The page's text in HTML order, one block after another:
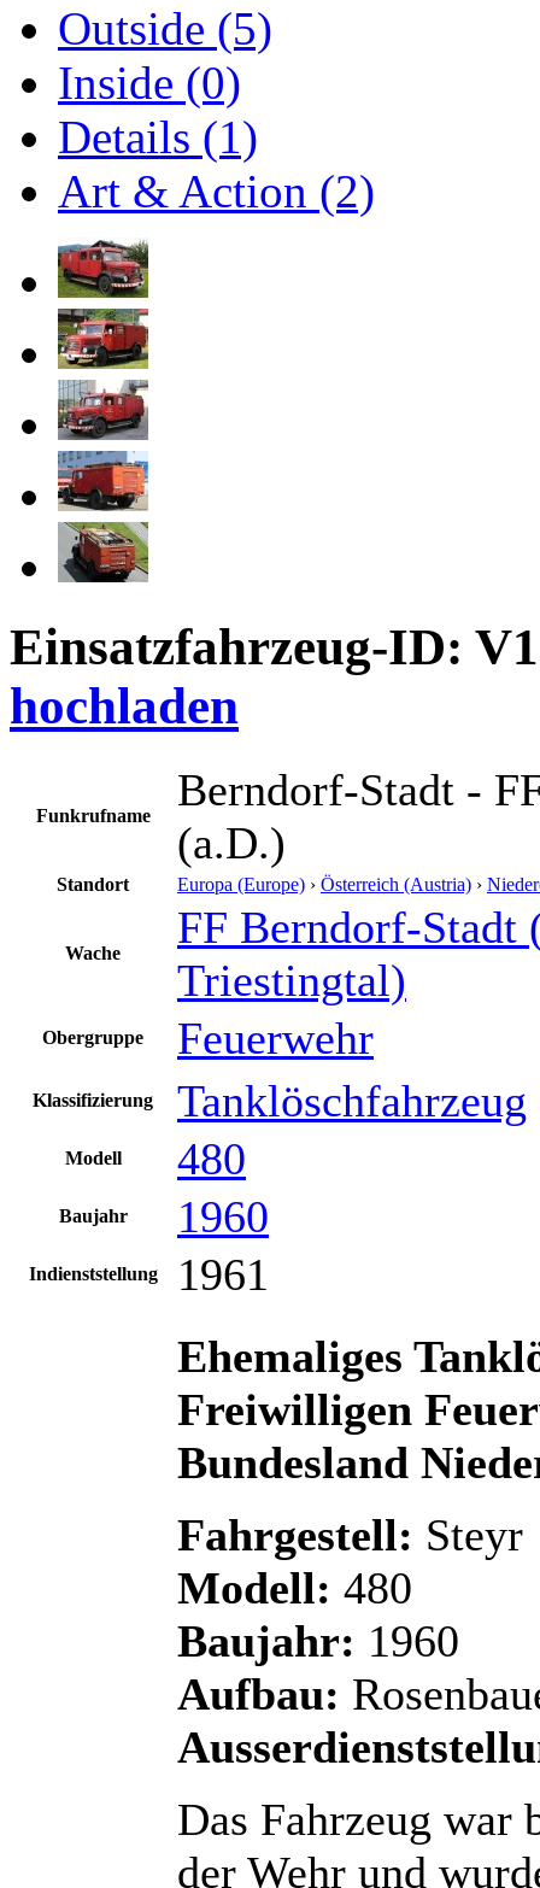
Outside (5)
Inside (0)
Details (1)
Art & Action (2)
Einsatzfahrzeug-ID:
hochladen
Funkrufname
Berndorf-Stadt -
(a.D.)
Standort Europa (Europe) › Österreich (Austria) ›
Wache
FF Berndorf-Stadt
Triestingtal)
Obergruppe Feuerwehr
Klassifizierung Tanklöschfahrzeug
Modell 480
Baujahr 1960
Indienststellung
1961
Ehemaliges
Freiwilligen
Bundesland
Fahrgestell: Steyr
Modell: 480
Baujahr: 1960
Aufbau:
Das Fahrzeug war
der Wehr und